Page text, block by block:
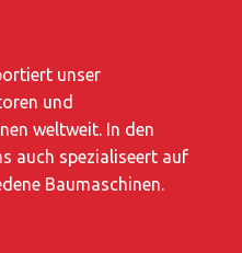
unser
und
weltweit. In den
auch spezialiseert auf
Baumaschinen.